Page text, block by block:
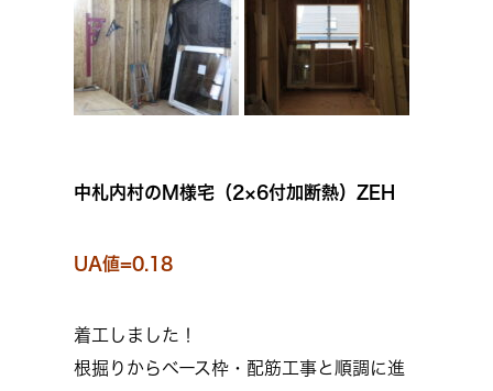
中札内村のM様宅（2×6付加断熱）ZEH
UA値=0.18
着工しました！
根掘りからベース枠・配筋工事と順調に進